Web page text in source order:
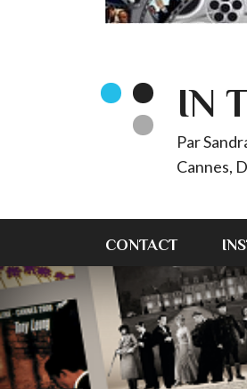
IN
Par
Cannes,
CONTACT